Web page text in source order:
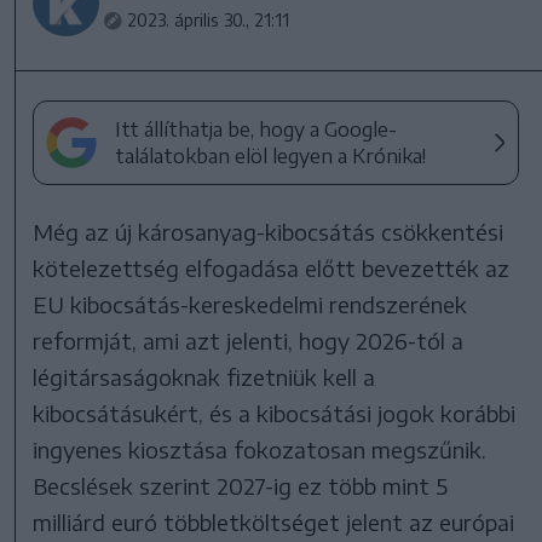
2023. április 30., 21:11
Itt állíthatja be, hogy a Google-
találatokban elöl legyen a Krónika!
Még az új károsanyag-kibocsátás csökkentési
kötelezettség elfogadása előtt bevezették az
EU kibocsátás-kereskedelmi rendszerének
reformját, ami azt jelenti, hogy 2026-tól a
légitársaságoknak fizetniük kell a
kibocsátásukért, és a kibocsátási jogok korábbi
ingyenes kiosztása fokozatosan megszűnik.
Becslések szerint 2027-ig ez több mint 5
milliárd euró többletköltséget jelent az európai